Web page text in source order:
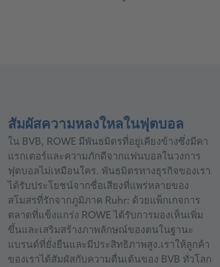
สัมผัสความหลงใหลในฟุตบอล
ใน BVB, ROWE มีพันธมิตรที่อยู่เคียงข้างซึ่งมีคา
แรกเตอร์และความภักดีจากแฟนบอลในวงการ
ฟุตบอลไม่เหมือนใคร. พันธมิตรทางธุรกิจของเรา
ได้รับประโยชน์จากชื่อเสียงที่แพร่หลายของ
สโมสรที่รักจากภูมิภาค Ruhr: ด้วยแพ็กเกจการ
ตลาดที่แข็งแกร่ง ROWE ได้รับการมองเห็นเพิ่ม
ขึ้นและเสริมสร้างภาพลักษณ์ของตนในฐานะ
แบรนด์ที่ยั่งยืนและมีประสิทธิภาพสูง.เราให้ลูกค้า
ของเราได้สัมผัสกับความตื่นเต้นของ BVB ทั่วโลก